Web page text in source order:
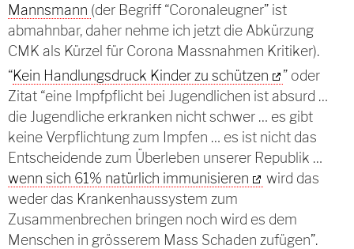
Mannsmann (der Begriff “Coronaleugner” ist
abmahnbar, daher nehme ich jetzt die Abkürzung
CMK als Kürzel für Corona Massnahmen Kritiker).
“Kein Handlungsdruck Kinder zu schützen
” oder
Zitat “eine Impfpflicht bei Jugendlichen ist absurd …
die Jugendliche erkranken nicht schwer … es gibt
keine Verpflichtung zum Impfen … es ist nicht das
Entscheidende zum Überleben unserer Republik …
wenn sich 61% natürlich immunisieren
wird das
weder das Krankenhaussystem zum
Zusammenbrechen bringen noch wird es dem
Menschen in grösserem Mass Schaden zufügen”.